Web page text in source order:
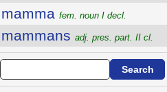
mamma fem. noun I decl.
mammans adj. pres. part. II cl.